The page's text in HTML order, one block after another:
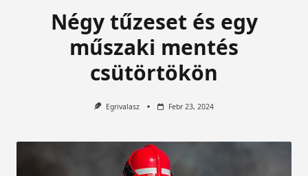
Négy tűzeset és egy
műszaki mentés
csütörtökön
Egrivalasz Febr 23, 2024